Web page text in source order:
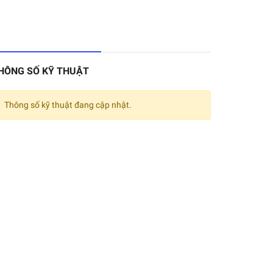
SỐ KỸ THUẬT
Thông số kỹ thuật đang cập nhật.